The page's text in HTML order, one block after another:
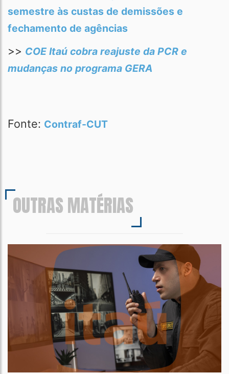
semestre às custas de demissões e
fechamento de agências
>> COE Itaú cobra reajuste da PCR e
mudanças no programa GERA
Fonte: Contraf-CUT
OUTRAS MATÉRIAS